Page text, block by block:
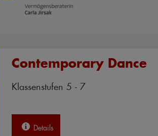
Contemporary Dance
Klassenstufen 5 - 7
Details